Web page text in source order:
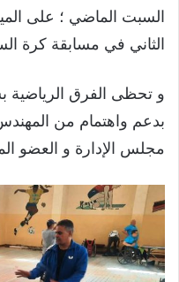
السبت الماضي ؛ على
الثاني في مسابقة كرة السلة 45 عام ببطولة
و تحظى الفرق الرياضية
بدعم واهتمام من
مجلس الإدارة و العضو